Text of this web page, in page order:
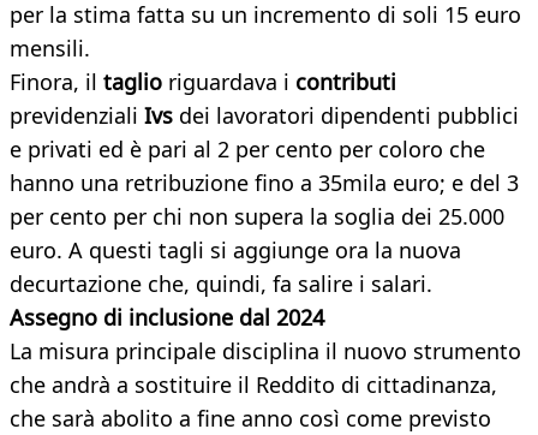
per la stima fatta su un incremento di soli 15 euro
mensili.
Finora, il taglio riguardava i contributi
previdenziali Ivs dei lavoratori dipendenti pubblici
e privati ed è pari al 2 per cento per coloro che
hanno una retribuzione fino a 35mila euro; e del 3
per cento per chi non supera la soglia dei 25.000
euro. A questi tagli si aggiunge ora la nuova
decurtazione che, quindi, fa salire i salari.
Assegno di inclusione dal 2024
La misura principale disciplina il nuovo strumento
che andrà a sostituire il Reddito di cittadinanza,
che sarà abolito a fine anno così come previsto